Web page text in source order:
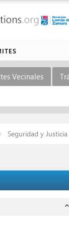
Vecinales
Seguridad y Justicia
expand_less